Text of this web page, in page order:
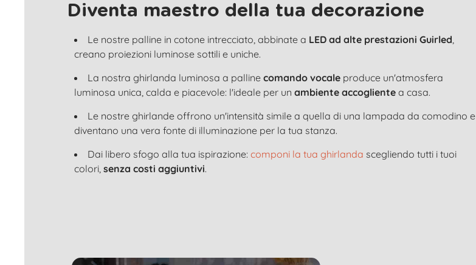
Diventa maestro della tua decorazione
Le nostre palline in cotone intrecciato, abbinate a LED ad alte prestazioni Guirled,
creano proiezioni luminose sottili e uniche.
La nostra ghirlanda luminosa a palline comando vocale produce un'atmosfera
luminosa unica, calda e piacevole: l'ideale per un ambiente accogliente a casa.
Le nostre ghirlande offrono un'intensità simile a quella di una lampada da comodino e
diventano una vera fonte di illuminazione per la tua stanza.
Dai libero sfogo alla tua ispirazione: componi la tua ghirlanda scegliendo tutti i tuoi
colori, senza costi aggiuntivi.